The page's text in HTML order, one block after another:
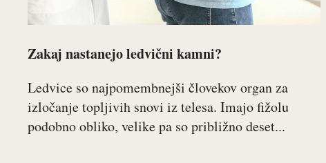
Zakaj nastanejo ledvični kamni?
Ledvice so najpomembnejši človekov organ za
izločanje topljivih snovi iz telesa. Imajo fižolu
podobno obliko, velike pa so približno deset...